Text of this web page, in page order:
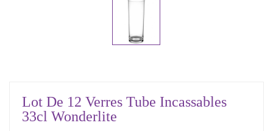
Lot De 12 Verres Tube Incassables
33cl Wonderlite